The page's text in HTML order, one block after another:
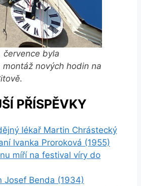
července byla
montáž nových hodin na
PŘÍSPĚVKY
lékař Martin Chrástecký
Ivanka Proroková (1955)
míří na festival víry do
Josef Benda (1934)